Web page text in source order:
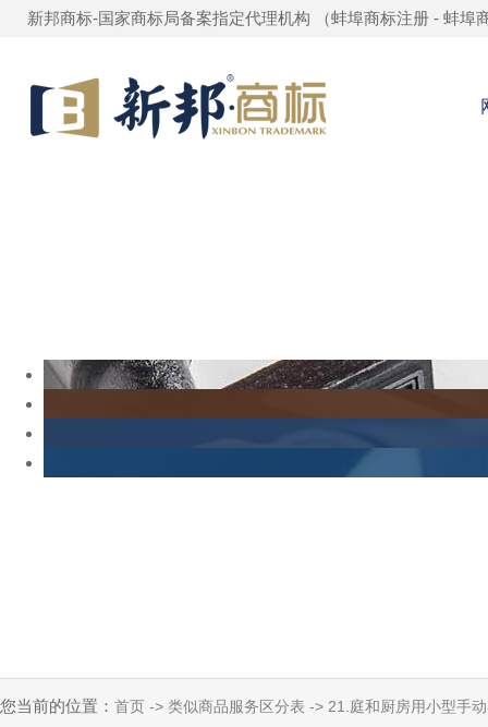
新邦商标-国家商标局备案指定代理机构 （蚌埠商标注册 - 蚌埠
您当前的位置： 首页 -> 类似商品服务区分表 -> 21.庭和厨房用小型手